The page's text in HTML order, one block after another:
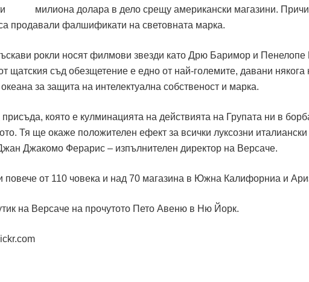
милиона долара в дело срещу американски магазини.
продавали фалшификати на световната марка.
рокли носят филмови звезди като Дрю Баримор и Пенелопе
щатския съд обезщетение е едно от най-големите, давани някога
за защита на интелектуална собственост и марка.
която е кулминацията на действията на Групата ни в
Тя ще окаже положителен ефект за всички луксозни италиански
Джакомо Ферарис – изпълнителен директор на Версаче.
повече от 110 човека и над 70 магазина в Южна Калифорниа и
на Версаче на прочутото Пето Авеню в Ню Йорк.